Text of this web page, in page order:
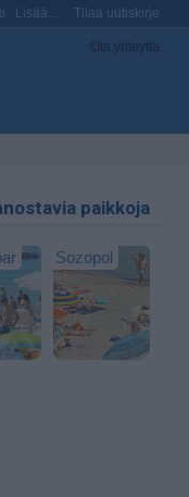
Lisää... Tilaa uutiskirje
Ota yhteyttä
paikkoja
Sozopol